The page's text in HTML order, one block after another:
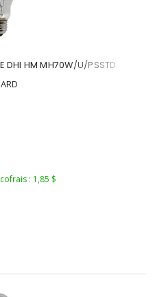
DHI HM MH70W/U/PSSTD
: 1,85 $